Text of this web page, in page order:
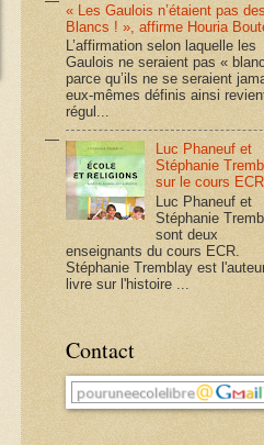
« Les Gaulois n’étaient pas des
Blancs ! », affirme Houria
L’affirmation selon laquelle les
Gaulois ne seraient pas «
parce qu’ils ne se seraient
eux-mêmes définis ainsi
régul...
Luc Phaneuf et
Stéphanie
sur le cours ECR
Luc Phaneuf et
Stéphanie
sont deux
enseignants du cours ECR.
Stéphanie Tremblay est
livre sur l'histoire ...
Contact